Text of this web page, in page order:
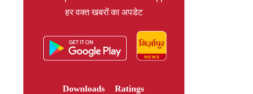
हर वक्त खबरों का अपडेट
Downloads
Ratings